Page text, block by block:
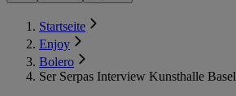
Startseite
Enjoy
Bolero
Ser Serpas Interview Kunsthalle Basel